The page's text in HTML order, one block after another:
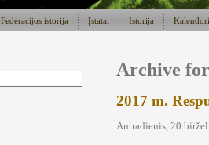
Federacijos istorija Įstatai Istorija
Archive
2017 m.
Antradienis, 20